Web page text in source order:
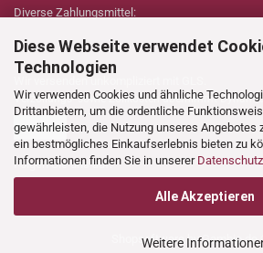
Diese Webseite verwendet
Technologien
Wir verwenden Cookies und ähnliche
Drittanbietern, um die ordentliche
gewährleisten, die Nutzung unseres Angebotes
ein bestmögliches Einkaufserlebnis bieten zu
Informationen finden Sie in unserer
Alle Akzeptieren
Weitere
Diverse Zahlungsmittel:
Wir versenden unkompliziert mit GLS.
Verzollungs- sowie Zollkosten übernimmt
Folgen Sie uns auf:
Shopsoftware by Gambio.de